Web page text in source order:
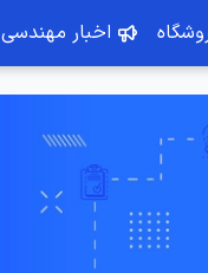
اخبار مهندسی